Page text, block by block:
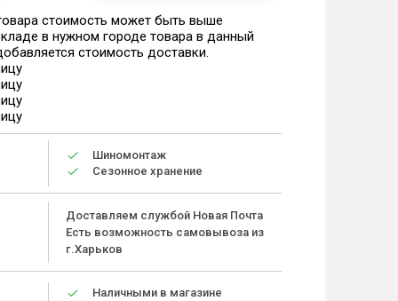
стоимость может быть выше
в нужном городе товара в данный
стоимость доставки.
Шиномонтаж
Сезонное хранение
Доставляем службой Новая Почта
Есть возможность самовывоза из
г.Харьков
Наличными в магазине